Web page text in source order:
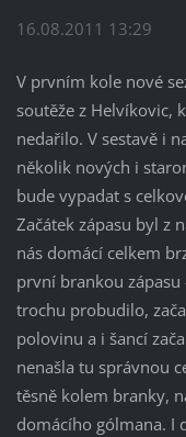
16.08.2011 13:29
V prvním kole nové
soutěže z Helvíkovic,
nedařilo. V sestavě i
několik nových i
bude vypadat s
Začátek zápasu byl z
nás domácí celkem
první brankou zápasu
trochu probudilo,
polovinu a i šancí
nenašla tu správnou
těsně kolem branky,
domácího gólmana. I